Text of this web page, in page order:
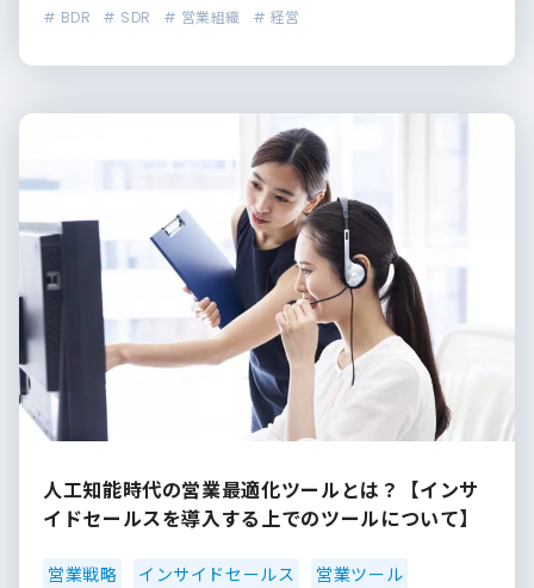
# BDR # SDR # 営業組織 # 経営
人工知能時代の営業最適化ツールとは？【インサ
イドセールスを導入する上でのツールについて】
営業戦略 インサイドセールス 営業ツール